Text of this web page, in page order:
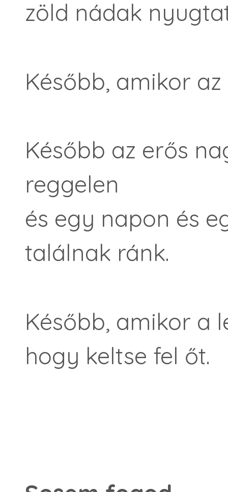
zöld nádak
Később, amikor
Később az erős
reggelen
és egy napon és
találnak ránk.
Később, amikor a
hogy keltse fel őt.